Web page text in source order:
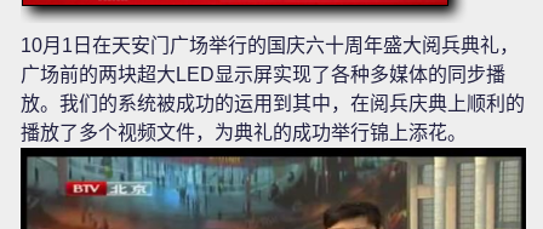
10月1日在天安门广场举行的国庆六十周年盛大阅兵典礼，
广场前的两块超大LED显示屏实现了各种多媒体的同步播
放。我们的系统被成功的运用到其中，在阅兵庆典上顺利的
播放了多个视频文件，为典礼的成功举行锦上添花。